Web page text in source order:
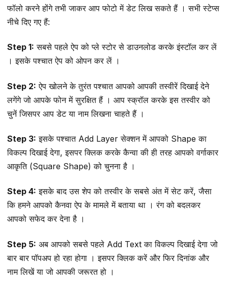
फॉलो करने होंगे तभी जाकर आप फोटो में डेट लिख सकते हैं । सभी स्टेप्स
नीचे दिए गए हैं:
Step 1: सबसे पहले ऐप को प्ले स्टोर से डाउनलोड करके इंस्टॉल कर लें
। इसके पश्चात ऐप को ओपन कर लें ।
Step 2: ऐप खोलने के तुरंत पश्चात आपको आपकी तस्वीरें दिखाई देने
लगेंगे जो आपके फोन में सुरक्षित हैं । आप स्क्रॉल करके इस तस्वीर को
चुनें जिसपर आप डेट या नाम लिखना चाहते हैं ।
Step 3: इसके पश्चात Add Layer सेक्शन में आपको Shape का
विकल्प दिखाई देगा, इसपर क्लिक करके कैन्वा की ही तरह आपको वर्गाकार
आकृति (Square Shape) को चुनना है ।
Step 4: इसके बाद उस शेप को तस्वीर के सबसे अंत में सेट करें, जैसा
कि हमने आपको कैनवा ऐप के मामले में बताया था । रंग को बदलकर
आपको सफेद कर देना है ।
Step 5: अब आपको सबसे पहले Add Text का विकल्प दिखाई देगा जो
बार बार पॉपअप हो रहा होगा । इसपर क्लिक करें और फिर दिनांक और
नाम लिखें या जो आपकी जरूरत हो ।